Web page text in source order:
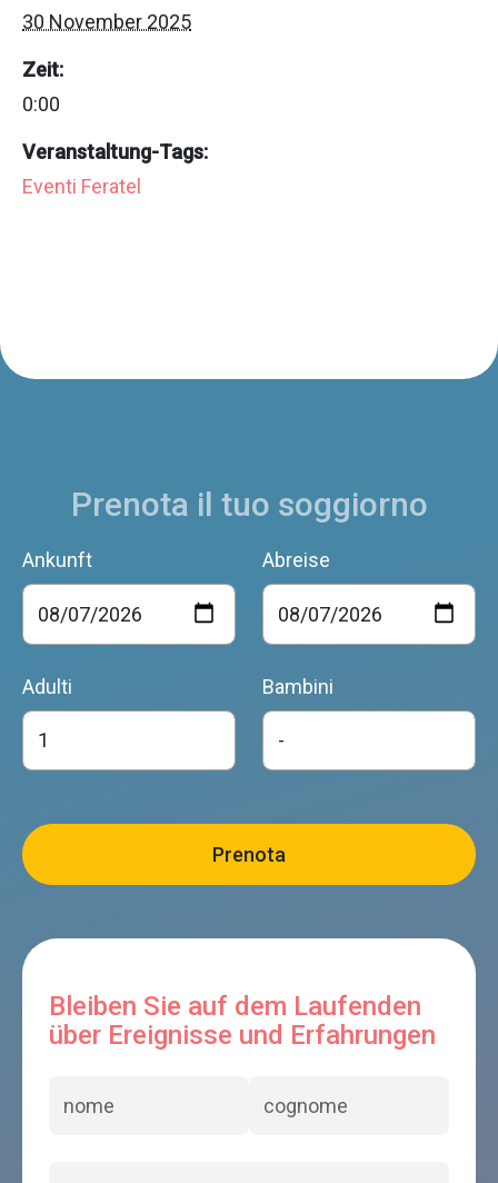
30 November 2025
Zeit:
0:00
Veranstaltung-Tags:
Eventi Feratel
Prenota il tuo soggiorno
Ankunft Abreise
Adulti Bambini
Bleiben Sie auf dem Laufenden
über Ereignisse und Erfahrungen